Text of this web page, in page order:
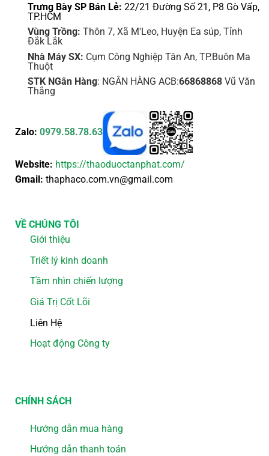
Trưng Bày SP Bán Lẻ: 22/21 Đường Số 21, P8 Gò Vấp,
TP.HCM
Vùng Trồng: Thôn 7, Xã M'Leo, Huyện Ea súp, Tỉnh
Đắk Lắk
Nhà Máy SX: Cụm Công Nghiệp Tân An, TP.Buôn Ma
Thuột
STK NGân Hàng: NGÂN HÀNG ACB:66868868Vũ Văn
Thắng
Zalo: 0979.58.78.63
Website: https://thaoduoctanphat.com/
Gmail: thaphaco.com.vn@gmail.com
VỀ CHÚNG TÔI
Giới thiệu
Triết lý kinh doanh
Tầm nhìn chiến lượng
Giá Trị Cốt Lõi
Liên Hệ
Hoạt động Công ty
CHÍNH SÁCH
Hướng dẫn mua hàng
Hướng dẫn thanh toán